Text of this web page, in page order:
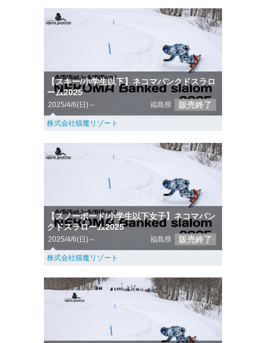
【スキー/小学生以下】ネコマバンクドスラロ
ーム2025
2025/4/6(日)～ 福島県 販売終了
株式会社猫魔リゾート
【スノーボード/小学生以下女子】ネコマバン
クドスラローム2025
2025/4/6(日)～ 福島県 販売終了
株式会社猫魔リゾート